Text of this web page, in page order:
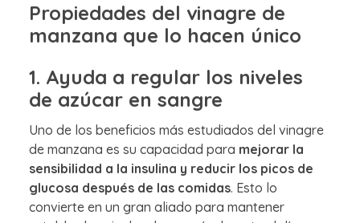
Propiedades del vinagre de
manzana que lo hacen único
1. Ayuda a regular los niveles
de azúcar en sangre
Uno de los beneficios más estudiados del vinagre
de manzana es su capacidad para mejorar la
sensibilidad a la insulina y reducir los picos de
glucosa después de las comidas. Esto lo
convierte en un gran aliado para mantener